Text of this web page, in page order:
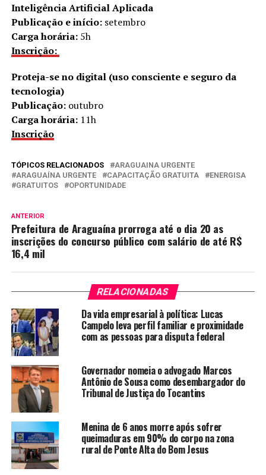
Inteligência Artificial Aplicada
Publicação e início: setembro
Carga horária: 5h
Inscrição:
Proteja-se no digital (uso consciente e seguro da
tecnologia)
Publicação: outubro
Carga horária: 11h
Inscrição
TÓPICOS RELACIONADOS
ARAGUAINA URGENTE
ARAGUAÍNA URGENTE
CAPACITAÇÃO GRATUITA
ENERGISA
GRATUITOS
OPORTUNIDADE
ANTERIOR
Prefeitura de Araguaína prorroga até o dia 20 as
inscrições do concurso público com salário de até R$
16,4 mil
RELACIONADAS
Da vida empresarial à política: Lucas
Campelo leva perfil familiar e proximidade
com as pessoas para disputa federal
Governador nomeia o advogado Marcos
Antônio de Sousa como desembargador do
Tribunal de Justiça do Tocantins
Menina de 6 anos morre após sofrer
queimaduras em 90% do corpo na zona
rural de Ponte Alta do Bom Jesus